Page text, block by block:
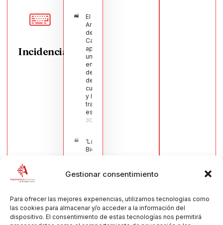
Gestionar consentimiento
Para ofrecer las mejores experiencias, utilizamos tecnologías como
las cookies para almacenar y/o acceder a la información del
dispositivo. El consentimiento de estas tecnologías nos permitirá
Incidencias
El Pleno de
Argamasilla
de
Calatrava
aprueba
una moción
en defensa
del sector
de la
cuchillería
y la navaja
tradicional
española
30/07/2026
‘La
Bienvenida’,
estampa de
de la Virgen
Muñoz
Muñoz,
anuncia las
Fiestas